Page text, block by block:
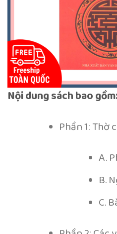
Nội dung sách bao
Phần 1: Thờ
A.
B.
C.